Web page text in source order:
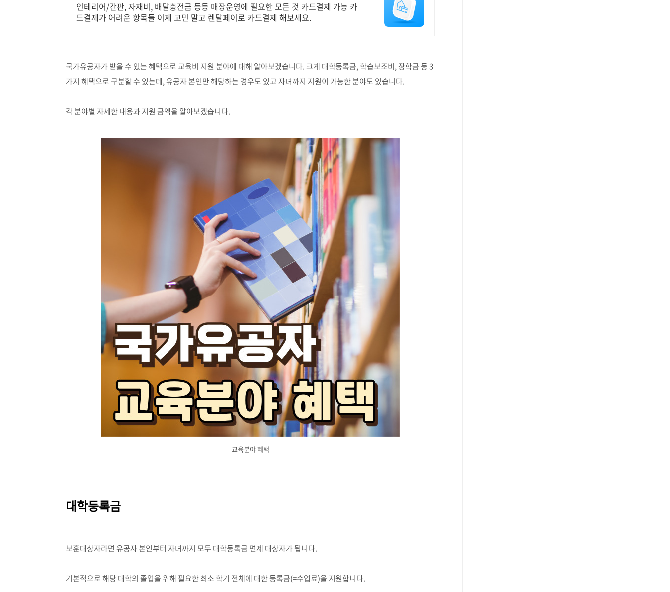
인테리어/간판, 자재비, 배달충전금 등등 매장운영에 필요한 모든 것 카드결제 가능 카
드결제가 어려운 항목들 이제 고민 말고 렌탈페이로 카드결제 해보세요.
국가유공자가 받을 수 있는 혜택으로 교육비 지원 분야에 대해 알아보겠습니다.크게 대학등록금,학습보조비, 장학금 등3
가지 혜택으로 구분할 수 있는데,유공자 본인만 해당하는 경우도 있고 자녀까지 지원이 가능한 분야도 있습니다.
각 분야별 자세한 내용과 지원 금액을 알아보겠습니다.
교육분야 혜택
대학등록금
보훈대상자라면 유공자 본인부터 자녀까지 모두 대학등록금 면제 대상자가 됩니다.
기본적으로 해당 대학의 졸업을 위해 필요한 최소 학기 전체에 대한 등록금(=수업료)을 지원합니다.